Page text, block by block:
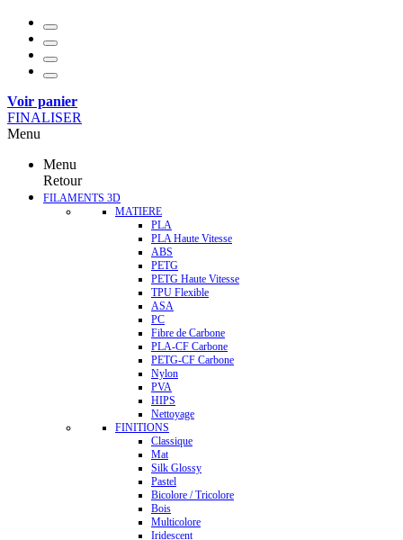
Voir panier
FINALISER
Menu
Menu
Retour
FILAMENTS 3D
MATIERE
PLA
PLA Haute Vitesse
ABS
PETG
PETG Haute Vitesse
TPU Flexible
ASA
PC
Fibre de Carbone
PLA-CF Carbone
PETG-CF Carbone
Nylon
PVA
HIPS
Nettoyage
FINITIONS
Classique
Mat
Silk Glossy
Pastel
Bicolore / Tricolore
Bois
Multicolore
Iridescent